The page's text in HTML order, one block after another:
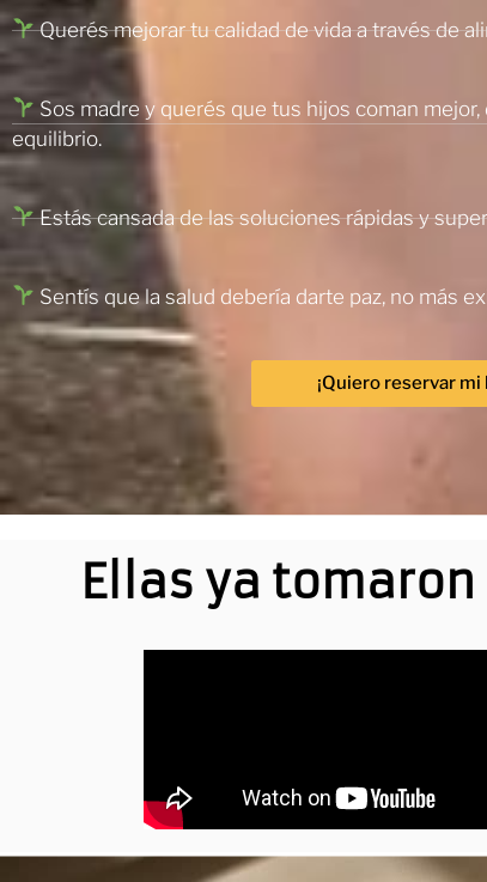
Querés mejorar tu calidad de vida a través de
Sos madre y querés que tus hijos coman
equilibrio.
Estás cansada de las soluciones rápidas y
Sentís que la salud debería darte paz, no más
¡Quiero reservar mi
Ellas ya